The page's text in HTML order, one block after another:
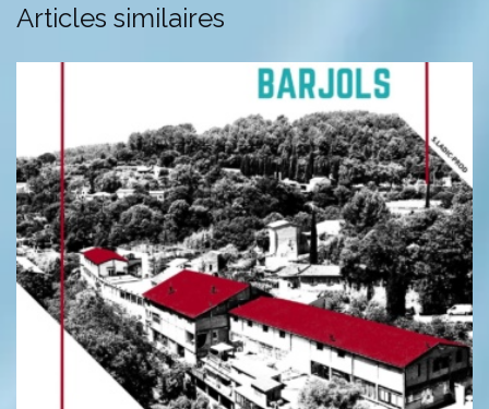
Articles similaires